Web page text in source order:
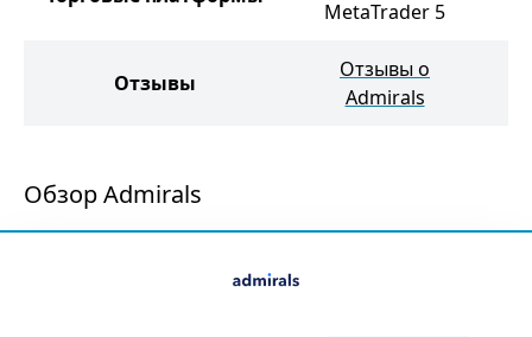
MetaTrader 5
Отзывы
Отзывы о
Admirals
Обзор Admirals